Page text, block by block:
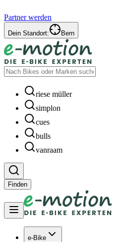
Partner werden
Dein Standort: Bern
riese müller
simplon
cues
bulls
vanraam
Finden
e-Bike